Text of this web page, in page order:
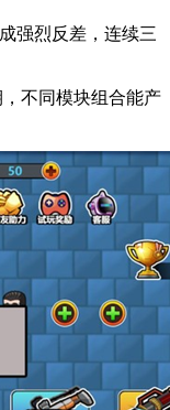
强烈反差，连续三
不同模块组合能产